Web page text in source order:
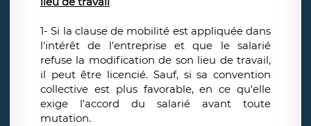
1- Si la clause de mobilité est appliquée dans
l'intérêt de l'entreprise et que le salarié
refuse la modification de son lieu de travail,
il peut être licencié. Sauf, si sa convention
collective est plus favorable, en ce qu'elle
exige l'accord du salarié avant toute
mutation.